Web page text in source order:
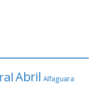
Abril Alfaguara